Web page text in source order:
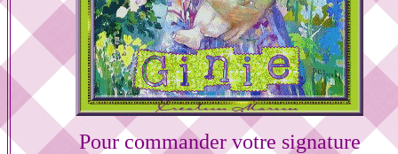
Pour commander votre signature